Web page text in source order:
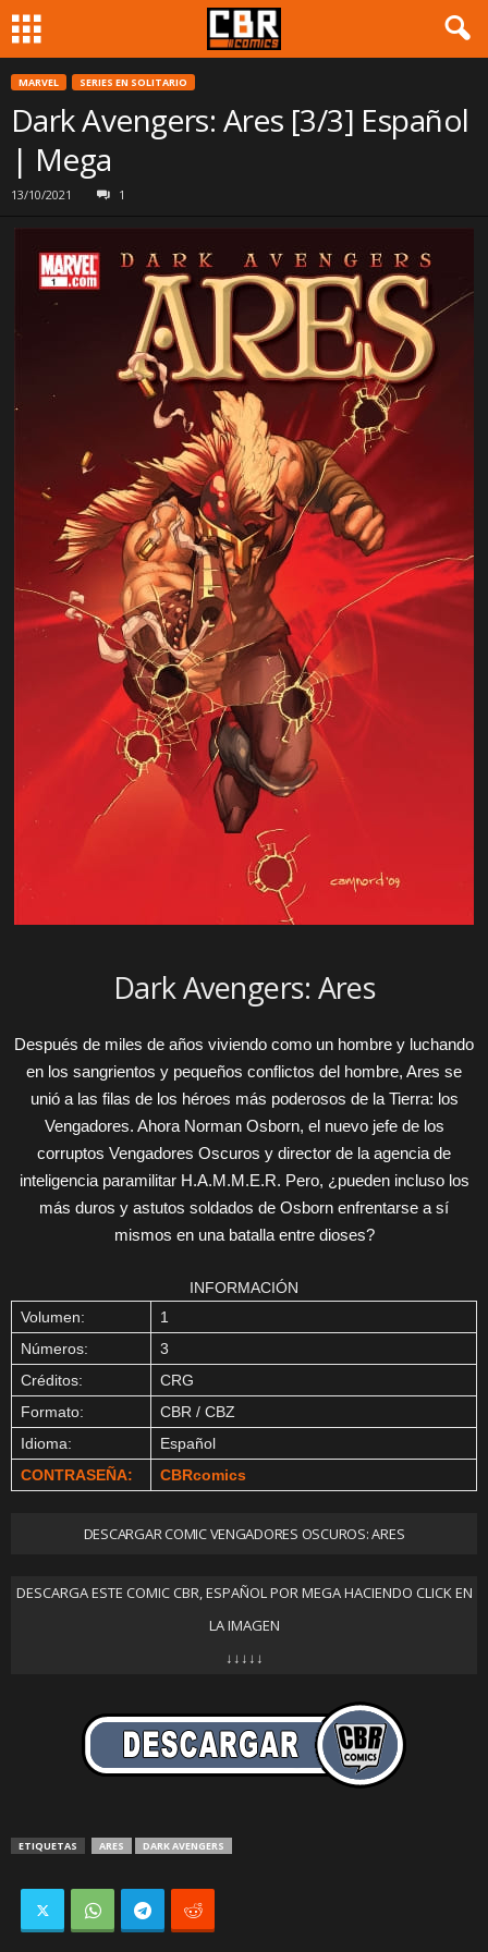
MARVEL SERIES EN SOLITARIO
Dark Avengers: Ares [3/3] Español
| Mega
13/10/2021 1
Dark Avengers: Ares
Después de miles de años viviendo como un hombre y luchando
en los sangrientos y pequeños conflictos del hombre, Ares se
unió a las filas de los héroes más poderosos de la Tierra: los
Vengadores. Ahora Norman Osborn, el nuevo jefe de los
corruptos Vengadores Oscuros y director de la agencia de
inteligencia paramilitar H.A.M.M.E.R. Pero, ¿pueden incluso los
más duros y astutos soldados de Osborn enfrentarse a sí
mismos en una batalla entre dioses?
INFORMACIÓN
Volumen:
1
Números:
3
Créditos:
CRG
Formato:
CBR / CBZ
Idioma:
Español
CONTRASEÑA:
CBRcomics
DESCARGAR COMIC VENGADORES OSCUROS: ARES
DESCARGA ESTE COMIC CBR, ESPAÑOL POR MEGA HACIENDO CLICK EN
LA IMAGEN
↓↓↓↓↓
ETIQUETAS ARES DARK AVENGERS